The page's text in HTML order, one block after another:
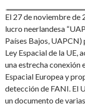
El 27 de noviembre de
lucro neerlandesa
Países Bajos,
Ley Espacial de la UE,
una estrecha conexión
Espacial Europea y
detección de FANI. El
un documento de